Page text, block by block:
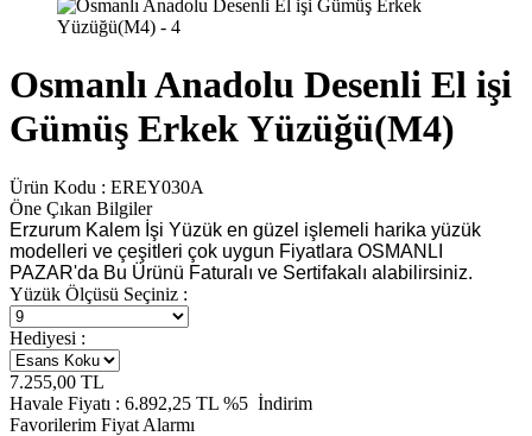
Osmanlı Anadolu Desenli El işi
Gümüş Erkek Yüzüğü(M4)
Ürün Kodu : EREY030A
Öne Çıkan Bilgiler
Erzurum Kalem İşi Yüzük en güzel işlemeli harika yüzük
modelleri ve çeşitleri çok uygun Fiyatlara OSMANLI
PAZAR'da Bu Ürünü Faturalı ve Sertifakalı alabilirsiniz.
Yüzük Ölçüsü Seçiniz :
Hediyesi :
7.255,00 TL
Havale Fiyatı : 6.892,25 TL %5 İndirim
Favorilerim Fiyat Alarmı